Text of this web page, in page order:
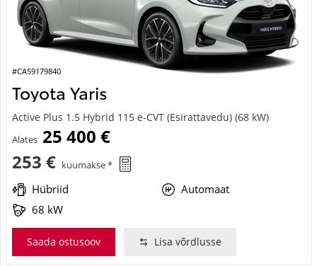
#CA59179840
Toyota Yaris
Active Plus 1.5 Hybrid 115 e-CVT (Esirattavedu) (68 kW)
Alates 25 400 €
253 € kuumakse *
Hübriid
Automaat
68 kW
Saada ostusoov Lisa võrdlusse